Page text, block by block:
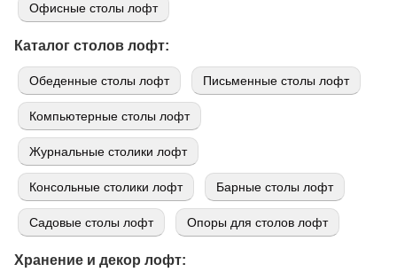
Офисные столы лофт
Каталог столов лофт:
Обеденные столы лофт Письменные столы лофт
Компьютерные столы лофт
Журнальные столики лофт
Консольные столики лофт Барные столы лофт
Садовые столы лофт Опоры для столов лофт
Хранение и декор лофт: